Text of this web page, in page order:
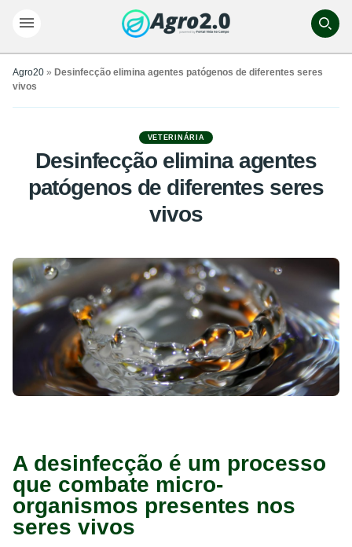
Agro20 » Desinfecção elimina agentes patógenos de diferentes seres
vivos
VETERINÁRIA
Desinfecção elimina agentes
patógenos de diferentes seres
vivos
A desinfecção é um processo
que combate micro-
organismos presentes nos
seres vivos